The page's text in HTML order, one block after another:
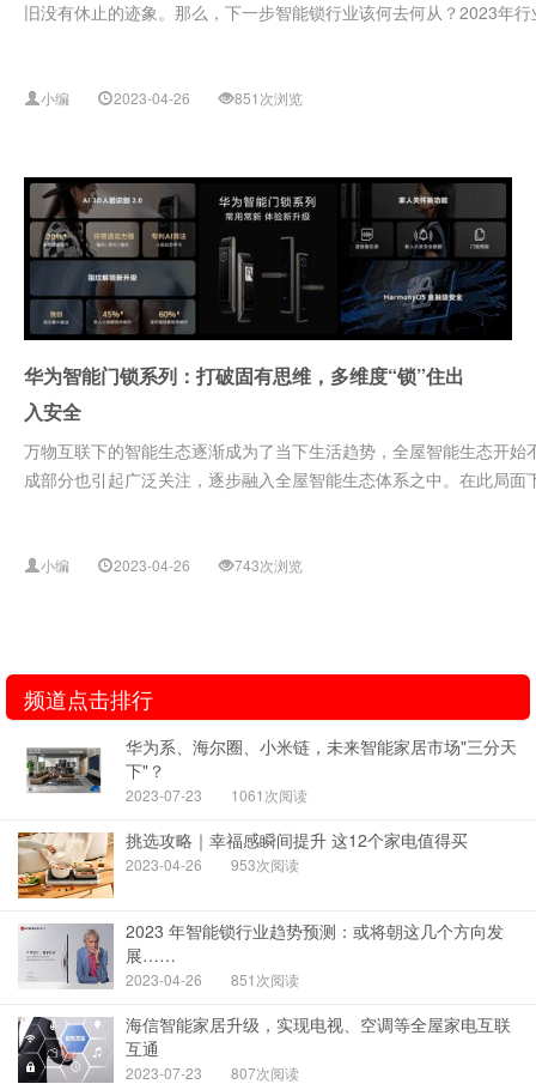
旧没有休止的迹象。那么，下一步智能锁行业该何去何从？2023年
小编 2023-04-26 851次浏览
华为智能门锁系列：打破固有思维，多维度“锁”住出
入安全
万物互联下的智能生态逐渐成为了当下生活趋势，全屋智能生态开
成部分也引起广泛关注，逐步融入全屋智能生态体系之中。在此局
小编 2023-04-26 743次浏览
频道点击排行
华为系、海尔圈、小米链，未来智能家居市场"三分天
下"？
2023-07-23 1061次阅读
挑选攻略｜幸福感瞬间提升 这12个家电值得买
2023-04-26 953次阅读
2023 年智能锁行业趋势预测：或将朝这几个方向发
展……
2023-04-26 851次阅读
海信智能家居升级，实现电视、空调等全屋家电互联
互通
2023-07-23 807次阅读